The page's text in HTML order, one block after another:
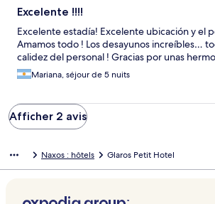
considering booking Glaros Hotel, don’t
just find an incredible place to stay, you’ll
genuinely make you feel like part of their
an unforgettable experience!
Excelente !!!!
Excelente estadía! Excelente ubicación y el
Amamos todo ! Los desayunos increíbles…
calidez del personal ! Gracias por unas
Mariana, séjour de 5 nuits
Afficher 2 avis
Naxos : hôtels Glaros Petit Hotel